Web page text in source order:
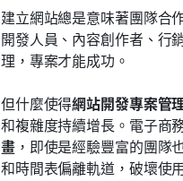
建立網站總是意味著團隊合
開發人員、內容創作者、行
理，專案才能成功。
但什麼使得網站開發專案管
和複雜度持續增長。電子
畫，即使是經驗豐富的團隊
和時間表偏離軌道，破壞使